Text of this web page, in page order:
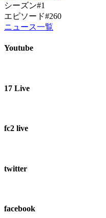
シーズン#1
エピソード#260
ニュース一覧
Youtube
17 Live
fc2 live
twitter
facebook